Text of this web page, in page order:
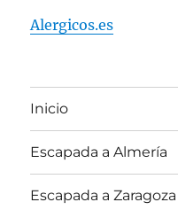
Alergicos.es
Inicio
Escapada a Almería
Escapada a Zaragoza